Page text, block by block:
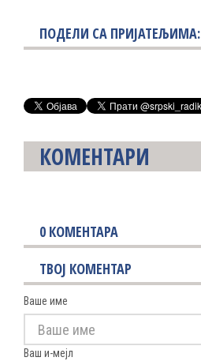
ПОДЕЛИ СА ПРИЈАТЕЉИМА:
КОМЕНТАРИ
0 КОМЕНТАРА
ТВОЈ КОМЕНТАР
Ваше име
Ваш и-мејл